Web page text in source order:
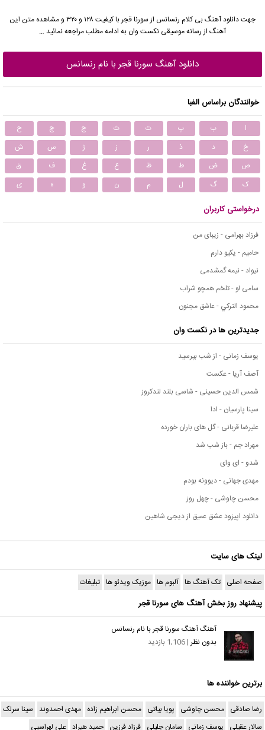
جهت دانلود آهنگ بی کلام رنسانس از سورنا قجر
با کیفیت ۱۲۸ و ۳۲۰ و مشاهده متن این
آهنگ از رسانه موسیقی نکست وان به ادامه مطلب مراجعه نمائید …
دانلود آهنگ سورنا قجر با نام رنسانس
خوانندگان براساس الفبا
ا ب پ ت ث ج چ
ح
خ
د ذ ر ز ژ س
ش
ص
ض ط ظ ع غ ف
ق
ک
گ ل م ن و ه ی
درخواستی کاربران
فرزاد بهرامی - زیبای من
حامیم - یکیو دارم
نیواد - نیمه گمشدمی
سامی لو - تلخم همچو شراب
محمود التركي - عاشق مجنون
جدیدترین ها در نکست وان
یوسف زمانی - از شب بپرسید
آصف آریا - عکست
شمس الدین حسینی - شاسی بلند لندکروز
سینا پارسیان - ادا
علیرضا قربانی - گل های باران خورده
مهراد جم - باز شب شد
شدو - ای وای
مهدی جهانی - دیوونه بودم
محسن چاوشی - چهل روز
دانلود اپیزود عشق عمیق از دیجی شاهین
لینک های سایت
صفحه اصلی تک آهنگ ها آلبوم ها موزیک ویدئو ها تبلیغات
پیشنهاد روز بخش آهنگ های سورنا قجر
آهنگ آهنگ سورنا قجر با نام رنسانس
بدون نظر | 1,106 بازدید
برترین خواننده ها
رضا صادقی محسن چاوشی پویا بیاتی محسن ابراهیم زاده مهدی احمدوند سینا سرلک
سالار عقیلی یوسف زمانی سامان جلیلی فرزاد فرزین حمید هیراد علی لهراسبی